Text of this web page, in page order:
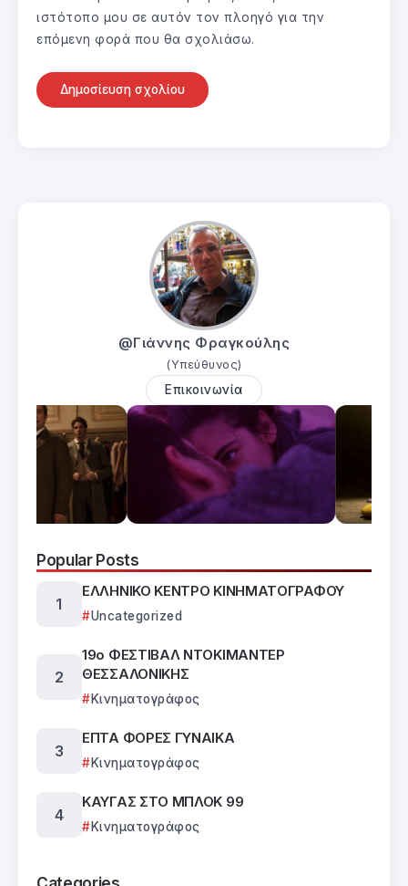
ιστότοπο μου σε αυτόν τον πλοηγό για την
επόμενη φορά που θα σχολιάσω.
@Γιάννης Φραγκούλης
(Υπεύθυνος)
Επικοινωνία
Popular Posts
ΕΛΛΗΝΙΚΟ ΚΕΝΤΡΟ ΚΙΝΗΜΑΤΟΓΡΑΦΟΥ
Uncategorized
19ο ΦΕΣΤΙΒΑΛ ΝΤΟΚΙΜΑΝΤΕΡ
ΘΕΣΣΑΛΟΝΙΚΗΣ
Κινηματογράφος
ΕΠΤΑ ΦΟΡΕΣ ΓΥΝΑΙΚΑ
Κινηματογράφος
ΚΑΥΓΑΣ ΣΤΟ ΜΠΛΟΚ 99
Κινηματογράφος